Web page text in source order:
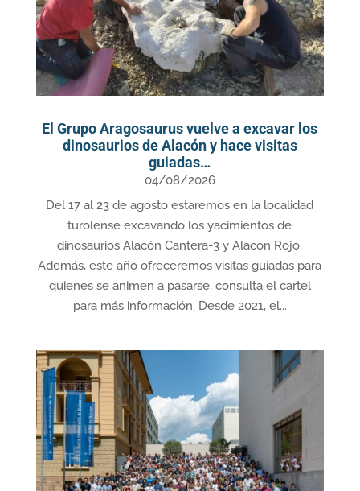
El Grupo Aragosaurus vuelve a excavar los
dinosaurios de Alacón y hace visitas
guiadas…
04/08/2026
Del 17 al 23 de agosto estaremos en la localidad
turolense excavando los yacimientos de
dinosaurios Alacón Cantera-3 y Alacón Rojo.
Además, este año ofreceremos visitas guiadas para
quienes se animen a pasarse, consulta el cartel
para más información. Desde 2021, el...